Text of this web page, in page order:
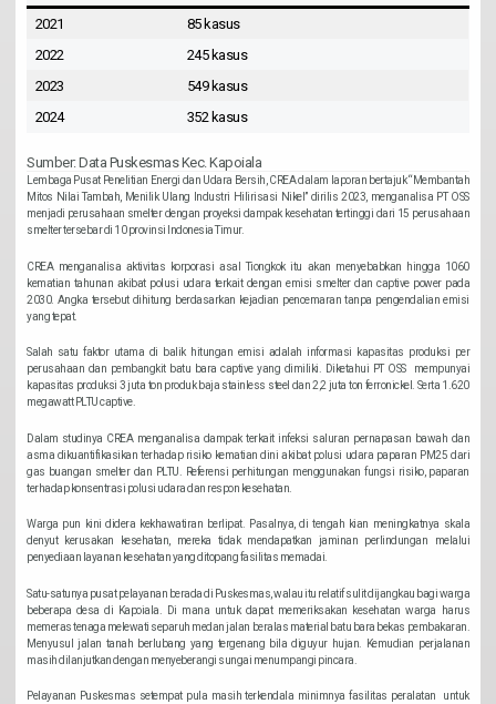
2021
85 kasus
2022
245 kasus
2023
549 kasus
2024
352 kasus
Sumber: Data Puskesmas Kec. Kapoiala
Lembaga Pusat Penelitian Energi dan Udara Bersih, CREA dalam laporan bertajuk “Membantah
Mitos Nilai Tambah, Menilik Ulang Industri Hilirisasi Nikel” dirilis 2023, menganalisa PT OSS
menjadi perusahaan smelter dengan proyeksi dampak kesehatan tertinggi dari 15 perusahaan
smelter tersebar di 10 provinsi Indonesia Timur.
CREA menganalisa aktivitas korporasi asal Tiongkok itu akan menyebabkan hingga 1060
kematian tahunan akibat polusi udara terkait dengan emisi smelter dan captive power pada
2030. Angka tersebut dihitung berdasarkan kejadian pencemaran tanpa pengendalian emisi
yang tepat.
Salah satu faktor utama di balik hitungan emisi adalah informasi kapasitas produksi per
perusahaan dan pembangkit batu bara captive yang dimiliki. Diketahui PT OSS mempunyai
kapasitas produksi 3 juta ton produk baja stainless steel dan 2,2 juta ton ferronickel. Serta 1.620
megawatt PLTU captive.
Dalam studinya CREA menganalisa dampak terkait infeksi saluran pernapasan bawah dan
asma dikuantifikasikan terhadap risiko kematian dini akibat polusi udara paparan PM25 dari
gas buangan smelter dan PLTU. Referensi perhitungan menggunakan fungsi risiko, paparan
terhadap konsentrasi polusi udara dan respon kesehatan.
Warga pun kini didera kekhawatiran berlipat. Pasalnya, di tengah kian meningkatnya skala
denyut kerusakan kesehatan, mereka tidak mendapatkan jaminan perlindungan melalui
penyediaan layanan kesehatan yang ditopang fasilitas memadai.
Satu-satunya pusat pelayanan berada di Puskesmas, walau itu relatif sulit dijangkau bagi warga
beberapa desa di Kapoiala. Di mana untuk dapat memeriksakan kesehatan warga harus
memeras tenaga melewati separuh medan jalan beralas material batu bara bekas pembakaran.
Menyusul jalan tanah berlubang yang tergenang bila diguyur hujan. Kemudian perjalanan
masih dilanjutkan dengan menyeberangi sungai menumpangi pincara.
Pelayanan Puskesmas setempat pula masih terkendala minimnya fasilitas peralatan untuk